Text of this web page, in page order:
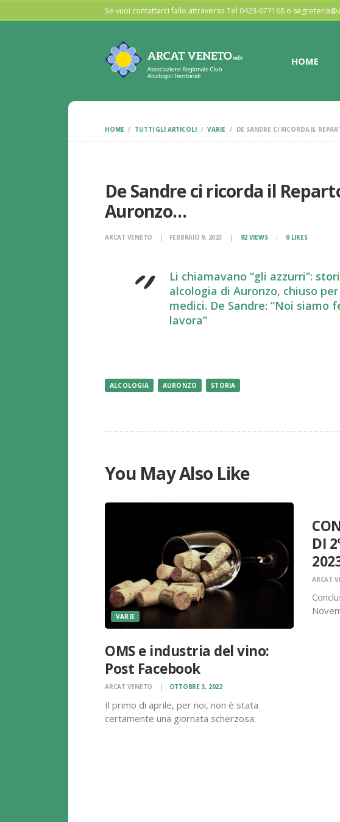
Se vuoi contattarci fallo attraverso Tel 0423-677168 o
HOME
HOME TUTTI GLI ARTICOLI VARIE DE SANDRE CI RICORDA IL
De Sandre ci ricorda il
Auronzo…
ARCAT VENETO FEBBRAIO 9, 2023 92 VIEWS 0 LIKES
Li chiamavano “gli azzurri”:
alcologia di Auronzo, chiuso
medici. De Sandre: “Noi siamo
lavora”
ALCOLOGIA AURONZO STORIA
You May Also Like
VARIE
OMS e industria del vino:
Post Facebook
ARCAT VENETO OTTOBRE 3, 2022
Il primo di aprile, per noi, non è stata
certamente una giornata scherzosa.
DI
ARCAT